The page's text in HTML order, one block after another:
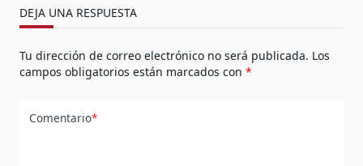
DEJA UNA RESPUESTA
Tu dirección de correo electrónico no será publicada. Los
campos obligatorios están marcados con *
Comentario*